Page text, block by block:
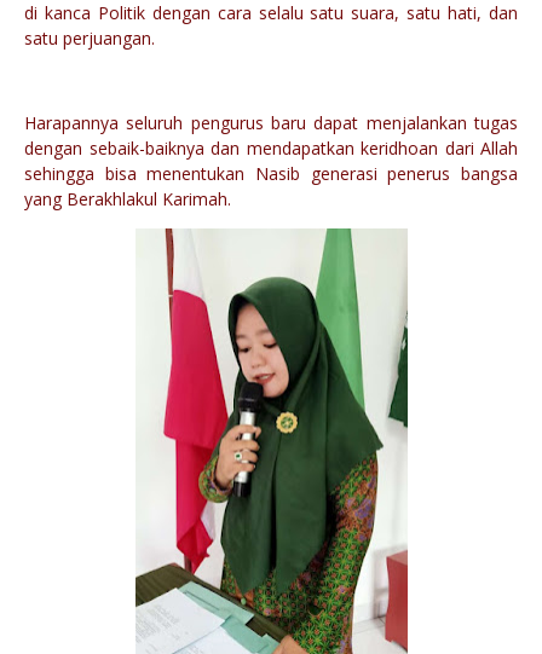
di kanca Politik dengan cara selalu satu suara, satu hati, dan
satu perjuangan.
Harapannya seluruh pengurus baru dapat menjalankan tugas
dengan sebaik-baiknya dan mendapatkan keridhoan dari Allah
sehingga bisa menentukan Nasib generasi penerus bangsa
yang Berakhlakul Karimah.